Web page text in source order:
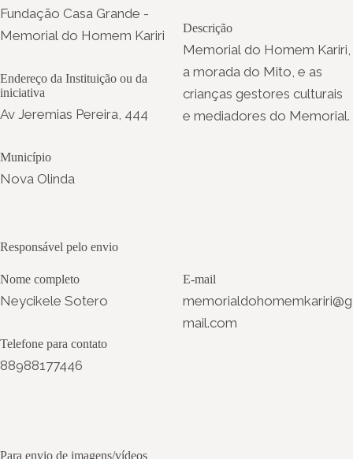
Fundação Casa Grande -
Memorial do Homem Kariri
Endereço da Instituição ou da
iniciativa
Av Jeremias Pereira, 444
Município
Nova Olinda
Descrição
Memorial do Homem Kariri,
a morada do Mito, e as
crianças gestores culturais
e mediadores do Memorial.
Responsável pelo envio
Nome completo
Neycikele Sotero
Telefone para contato
88988177446
E-mail
memorialdohomemkariri@g
mail.com
Para envio de imagens/vídeos